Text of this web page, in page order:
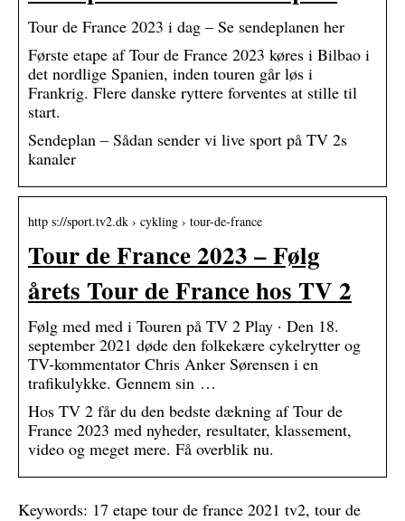
Tour de France 2023 i dag – Se sendeplanen her
Første etape af Tour de France 2023 køres i Bilbao i
det nordlige Spanien, inden touren går løs i
Frankrig. Flere danske ryttere forventes at stille til
start.
Sendeplan – Sådan sender vi live sport på TV 2s
kanaler
http s://sport.tv2.dk › cykling › tour-de-france
Tour de France 2023 – Følg
årets Tour de France hos TV 2
Følg med med i Touren på TV 2 Play · Den 18.
september 2021 døde den folkekære cykelrytter og
TV-kommentator Chris Anker Sørensen i en
trafikulykke. Gennem sin …
Hos TV 2 får du den bedste dækning af Tour de
France 2023 med nyheder, resultater, klassement,
video og meget mere. Få overblik nu.
Keywords: 17 etape tour de france 2021 tv2, tour de